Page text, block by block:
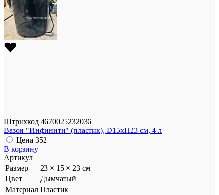
Штрихкод 4670025232036
Вазон "Инфинити" (пластик), D15xH23 см, 4 л
Цена 352
В корзину
Артикул
Размер
23 × 15 × 23 см
Цвет
Дымчатый
Материал Пластик